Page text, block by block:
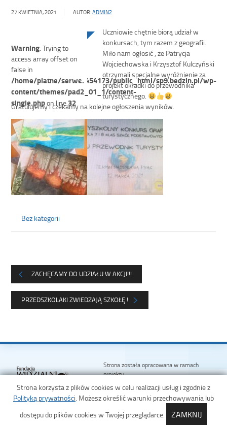
27 KWIETNIA, 2021 AUTOR:ADMIN2
Warning: Trying to
access array offset on
false in
/home/platne/serwer454173/public_html/sp9.bedzin.pl/wp-
content/themes/pad2_01_1/content-
single.phpon line 32
Uczniowie chętnie biorą udział w
konkursach, tym razem z geografii.
Miło nam ogłosić , że Patrycja
Wojciechowska i Krzysztof Kulczyński
otrzymali specjalne wyróżnienie za
projekt okładki do przewodnika
turystycznego.
Gratulujemy i czekamy na kolejne ogłoszenia wyników.
Bez kategorii
ZACHĘCAMY DO UDZIAŁU W AKCJI!!!
PRZEDSZKOLAKI ZWIEDZAJĄ SZKOŁĘ !
Strona została opracowana w ramach
projektu
Polska Akademia Dostępności
realizowanego przezFundację Widzialni
iMinisterstwo Administracji i
Cyfryzacji
Strona korzysta z plików cookies w celu realizacji usług i zgodnie z
Polityką prywatności. Możesz określić warunki przechowywania lub
dostępu do plików cookies w Twojej przeglądarce.
ZAMKNIJ